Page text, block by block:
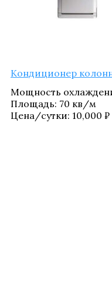
Кон­ди­ци­о­нер
Мощ­ность
Пло­щадь: 70 кв/​м
Цена/​сутки: 10,000 ₽